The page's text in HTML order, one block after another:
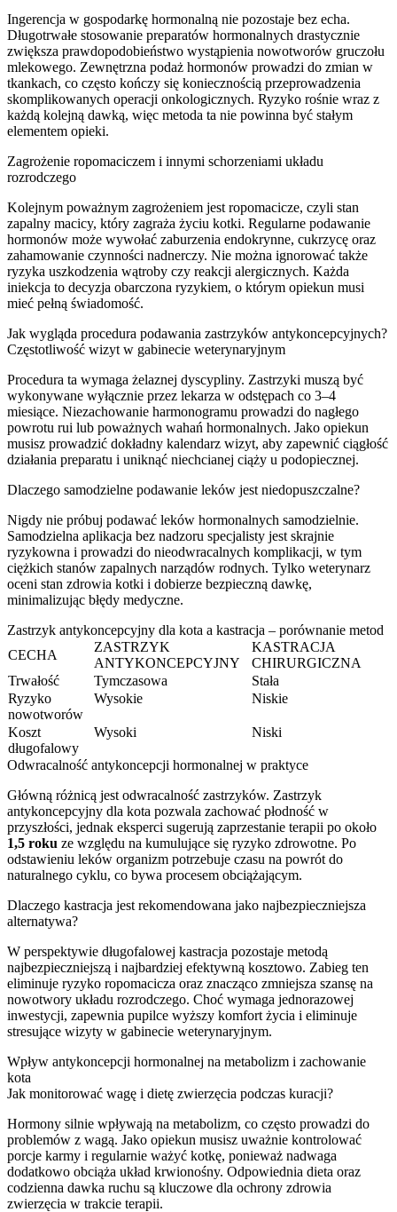
Ingerencja w gospodarkę hormonalną nie pozostaje bez echa.
Długotrwałe stosowanie preparatów hormonalnych drastycznie
zwiększa prawdopodobieństwo wystąpienia nowotworów gruczołu
mlekowego. Zewnętrzna podaż hormonów prowadzi do zmian w
tkankach, co często kończy się koniecznością przeprowadzenia
skomplikowanych operacji onkologicznych. Ryzyko rośnie wraz z
każdą kolejną dawką, więc metoda ta nie powinna być stałym
elementem opieki.
Zagrożenie ropomaciczem i innymi schorzeniami układu
rozrodczego
Kolejnym poważnym zagrożeniem jest ropomacicze, czyli stan
zapalny macicy, który zagraża życiu kotki. Regularne podawanie
hormonów może wywołać zaburzenia endokrynne, cukrzycę oraz
zahamowanie czynności nadnerczy. Nie można ignorować także
ryzyka uszkodzenia wątroby czy reakcji alergicznych. Każda
iniekcja to decyzja obarczona ryzykiem, o którym opiekun musi
mieć pełną świadomość.
Jak wygląda procedura podawania zastrzyków antykoncepcyjnych?
Częstotliwość wizyt w gabinecie weterynaryjnym
Procedura ta wymaga żelaznej dyscypliny. Zastrzyki muszą być
wykonywane wyłącznie przez lekarza w odstępach co 3–4
miesiące. Niezachowanie harmonogramu prowadzi do nagłego
powrotu rui lub poważnych wahań hormonalnych. Jako opiekun
musisz prowadzić dokładny kalendarz wizyt, aby zapewnić ciągłość
działania preparatu i uniknąć niechcianej ciąży u podopiecznej.
Dlaczego samodzielne podawanie leków jest niedopuszczalne?
Nigdy nie próbuj podawać leków hormonalnych samodzielnie.
Samodzielna aplikacja bez nadzoru specjalisty jest skrajnie
ryzykowna i prowadzi do nieodwracalnych komplikacji, w tym
ciężkich stanów zapalnych narządów rodnych. Tylko weterynarz
oceni stan zdrowia kotki i dobierze bezpieczną dawkę,
minimalizując błędy medyczne.
Zastrzyk antykoncepcyjny dla kota a kastracja – porównanie metod
CECHA
ZASTRZYK
ANTYKONCEPCYJNY
KASTRACJA
CHIRURGICZNA
Trwałość
Tymczasowa
Stała
Ryzyko
nowotworów
Wysokie Niskie
Koszt
długofalowy
Wysoki Niski
Odwracalność antykoncepcji hormonalnej w praktyce
Główną różnicą jest odwracalność zastrzyków. Zastrzyk
antykoncepcyjny dla kota pozwala zachować płodność w
przyszłości, jednak eksperci sugerują zaprzestanie terapii po około
1,5 roku ze względu na kumulujące się ryzyko zdrowotne. Po
odstawieniu leków organizm potrzebuje czasu na powrót do
naturalnego cyklu, co bywa procesem obciążającym.
Dlaczego kastracja jest rekomendowana jako najbezpieczniejsza
alternatywa?
W perspektywie długofalowej kastracja pozostaje metodą
najbezpieczniejszą i najbardziej efektywną kosztowo. Zabieg ten
eliminuje ryzyko ropomacicza oraz znacząco zmniejsza szansę na
nowotwory układu rozrodczego. Choć wymaga jednorazowej
inwestycji, zapewnia pupilce wyższy komfort życia i eliminuje
stresujące wizyty w gabinecie weterynaryjnym.
Wpływ antykoncepcji hormonalnej na metabolizm i zachowanie
kota
Jak monitorować wagę i dietę zwierzęcia podczas kuracji?
Hormony silnie wpływają na metabolizm, co często prowadzi do
problemów z wagą. Jako opiekun musisz uważnie kontrolować
porcje karmy i regularnie ważyć kotkę, ponieważ nadwaga
dodatkowo obciąża układ krwionośny. Odpowiednia dieta oraz
codzienna dawka ruchu są kluczowe dla ochrony zdrowia
zwierzęcia w trakcie terapii.